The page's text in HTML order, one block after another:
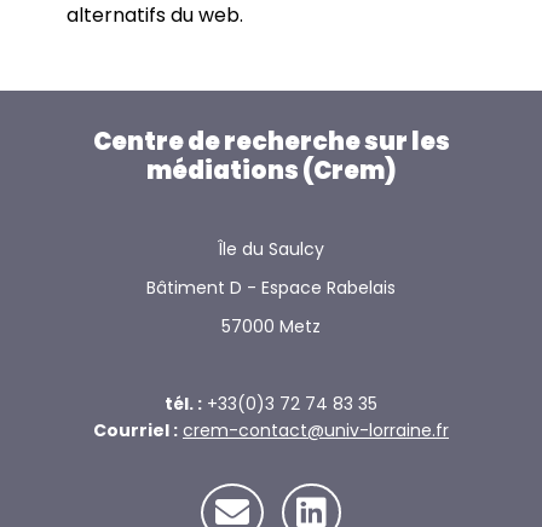
alternatifs du web.
Centre de recherche sur les
médiations (Crem)
Île du Saulcy
Bâtiment D - Espace Rabelais
57000 Metz
tél. : +33(0)3 72 74 83 35
Courriel : crem-contact@univ-lorraine.fr